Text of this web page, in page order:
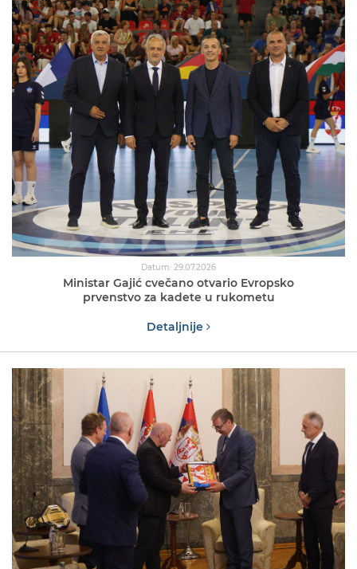
Datum: 29.07.2026
Ministar Gajić cvečano otvario Evropsko
prvenstvo za kadete u rukometu
Detaljnije